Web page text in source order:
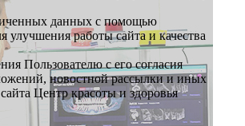
данных с помощью
улучшения работы сайта и качества
Пользователю с его согласия
новостной рассылки и иных
Центр красоты и здоровья